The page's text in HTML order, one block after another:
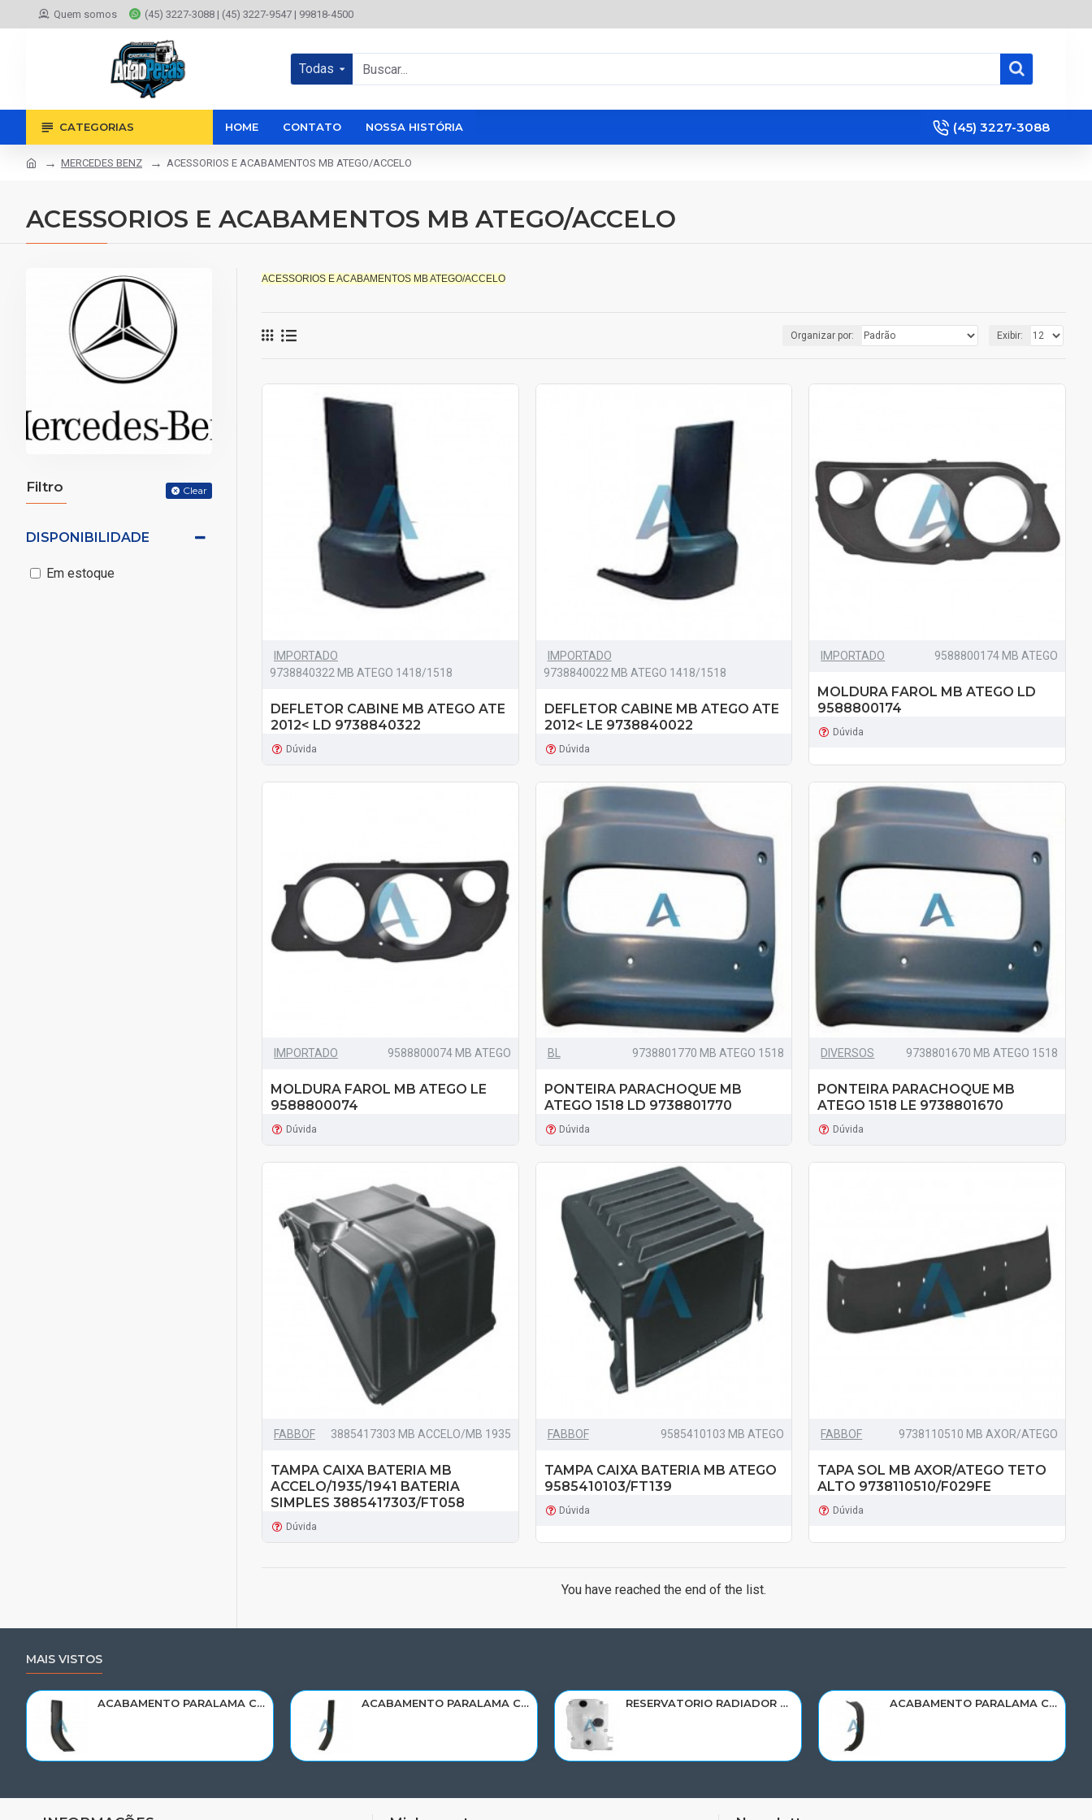
Quem somos (45) 3227-3088 | (45) 3227-9547 | 99818-4500
Todas
CATEGORIAS HOME CONTATO NOSSA HISTÓRIA (45) 3227-3088
MERCEDES BENZ ACESSORIOS E ACABAMENTOS MB ATEGO/ACCELO
ACESSORIOS E ACABAMENTOS MB ATEGO/ACCELO
Filtro Clear
DISPONIBILIDADE
Em estoque
ACESSORIOS E ACABAMENTOS MB ATEGO/ACCELO
Organizar por: Exibir:
IMPORTADO
9738840322 MB ATEGO 1418/1518
DEFLETOR CABINE MB ATEGO ATE
2012< LD 9738840322
Dúvida
IMPORTADO
9738840022 MB ATEGO 1418/1518
DEFLETOR CABINE MB ATEGO ATE
2012< LE 9738840022
Dúvida
IMPORTADO 9588800174 MB ATEGO
MOLDURA FAROL MB ATEGO LD
9588800174
Dúvida
IMPORTADO 9588800074 MB ATEGO
MOLDURA FAROL MB ATEGO LE
9588800074
Dúvida
BL 9738801770 MB ATEGO 1518
PONTEIRA PARACHOQUE MB
ATEGO 1518 LD 9738801770
Dúvida
DIVERSOS 9738801670 MB ATEGO 1518
PONTEIRA PARACHOQUE MB
ATEGO 1518 LE 9738801670
Dúvida
FABBOF 3885417303 MB ACCELO/MB 1935
TAMPA CAIXA BATERIA MB
ACCELO/1935/1941 BATERIA
SIMPLES 3885417303/FT058
Dúvida
FABBOF 9585410103 MB ATEGO
TAMPA CAIXA BATERIA MB ATEGO
9585410103/FT139
Dúvida
FABBOF 9738110510 MB AXOR/ATEGO
TAPA SOL MB AXOR/ATEGO TETO
ALTO 9738110510/F029FE
Dúvida
You have reached the end of the list.
MAIS VISTOS
ACABAMENTO PARALAMA CABINE SCANIA NTG P/G/R/S LE PARTE TRAS 2297995 ACABAMENTO PARALAMA CABINE SCANIA NTG P/G/R/S LD PARTE TRAS 2297996 RESERVATORIO RADIADOR AGUA SCANIA 124 NTG P/G/R/S/XT 2019> 2545033/RP082 ACABAMENTO PARALAMA CABINE SCANIA NTG P/G/R/S LD PARTE DIANT 2298022